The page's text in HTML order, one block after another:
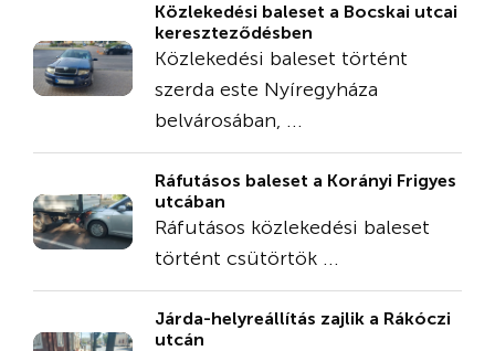
Közlekedési baleset a Bocskai utcai
kereszteződésben
Közlekedési baleset történt
szerda este Nyíregyháza
belvárosában, ...
Ráfutásos baleset a Korányi Frigyes
utcában
Ráfutásos közlekedési baleset
történt csütörtök ...
Járda-helyreállítás zajlik a Rákóczi
utcán